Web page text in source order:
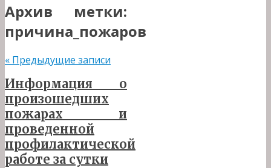
Архив метки:
причина_пожаров
« Предыдущие записи
Информация о
произошедших
пожарах и
проведенной
профилактической
работе за сутки